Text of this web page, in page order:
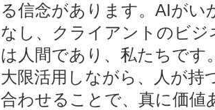
る信念があります。AIが
なし、クライアントのビ
は人間であり、私たちです
大限活用しながら、人が持
合わせることで、真に価